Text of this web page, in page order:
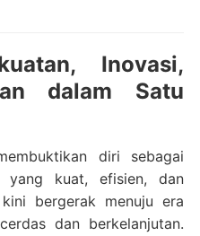
Inovasi,
dalam Satu
diri sebagai
yang kuat, efisien, dan
bergerak menuju era
dan berkelanjutan.